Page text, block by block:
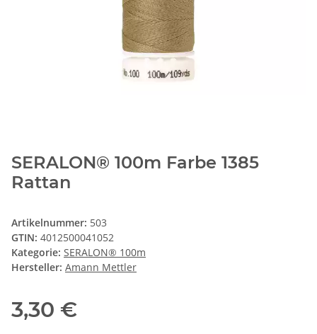
SERALON® 100m Farbe 1385
Rattan
Artikelnummer: 503
GTIN: 4012500041052
Kategorie: SERALON® 100m
Hersteller: Amann Mettler
3,30 €